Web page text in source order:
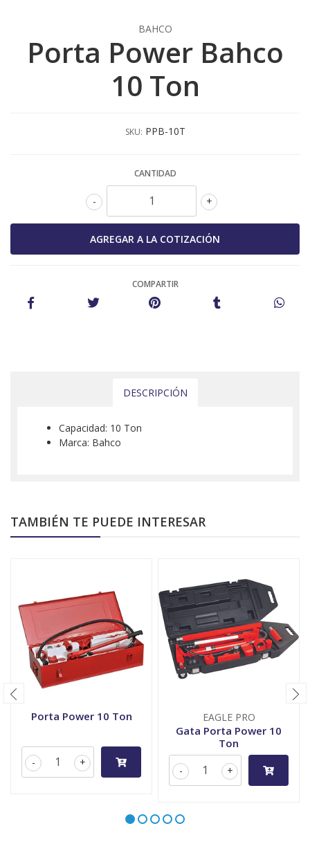
BAHCO
Porta Power Bahco
10 Ton
SKU: PPB-10T
CANTIDAD
+
-
COMPARTIR
DESCRIPCIÓN
Capacidad: 10 Ton
Marca: Bahco
TAMBIÉN TE PUEDE INTERESAR
Porta Power 10 Ton
+
-
EAGLE PRO
Gata Porta Power 10
Ton
+
-